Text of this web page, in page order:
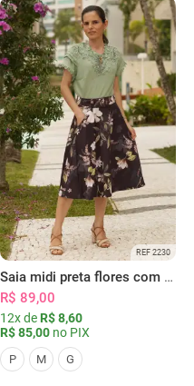
REF 2230
Saia midi preta flores com bolsos
R$ 89,00
12x de R$ 8,60
R$ 85,00 no PIX
P M G